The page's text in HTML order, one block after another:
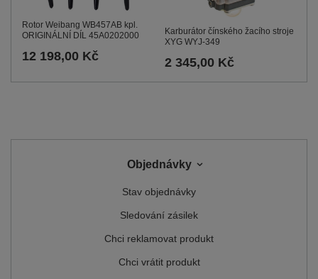
Rotor Weibang WB457AB kpl.
ORIGINÁLNÍ DÍL 45A0202000
12 198,00 Kč
Karburátor čínského žacího stroje
XYG WYJ-349
2 345,00 Kč
Objednávky
Stav objednávky
Sledování zásilek
Chci reklamovat produkt
Chci vrátit produkt